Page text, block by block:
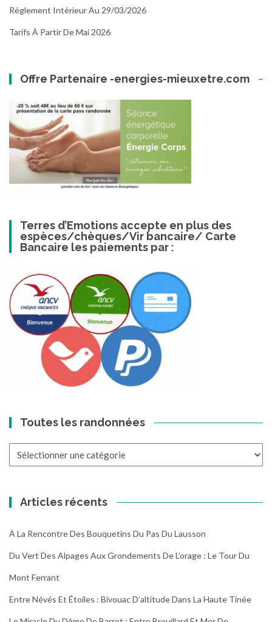
Réglement Intérieur Au 29/03/2026
Tarifs À Partir De Mai 2026
Offre Partenaire -energies-mieuxetre.com
Terres d’Emotions accepte en plus des
espèces/chèques/Vir bancaire/ Carte
Bancaire les paiements par :
Toutes les randonnées
Articles récents
À La Rencontre Des Bouquetins Du Pas Du Lausson
Du Vert Des Alpages Aux Grondements De L’orage : Le Tour Du
Mont Ferrant
Entre Névés Et Étoiles : Bivouac D’altitude Dans La Haute Tinée